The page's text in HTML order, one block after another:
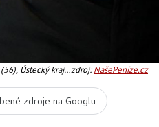
Ústecký kraj zdroj:NašePeníze.cz
zdroje na Googlu